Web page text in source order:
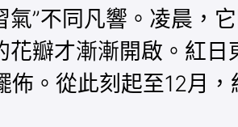
氣”不同凡響。凌晨，
花瓣才漸漸開啟。紅
佈。從此刻起至12月，